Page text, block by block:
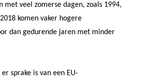
met veel zomerse dagen, zoals 1994,
komen vaker hogere
dan gedurende jaren met minder
sprake is van een EU-